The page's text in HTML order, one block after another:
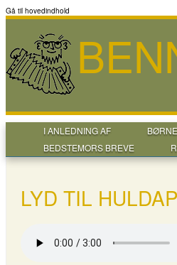
Gå til hovedindhold
I ANLEDNING AF
BEDSTEMORS BREVE
LYD TIL